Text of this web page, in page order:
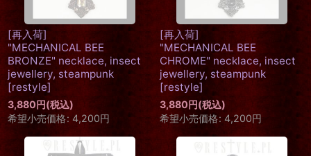
[再入荷]
"MECHANICAL BEE
BRONZE" necklace, insect
jewellery, steampunk
[restyle]
3,880円(税込)
希望小売価格: 4,200円
[再入荷]
"MECHANICAL BEE
CHROME" necklace, insect
jewellery, steampunk
[restyle]
3,880円(税込)
希望小売価格: 4,200円